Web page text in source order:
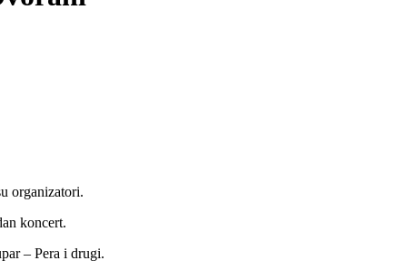
organizatori.
koncert.
– Pera i drugi.